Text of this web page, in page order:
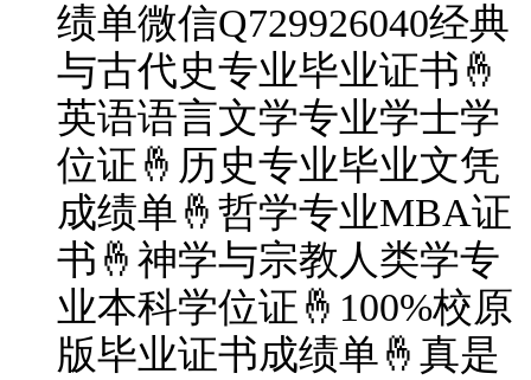
绩单微信Q729926040经典
与古代史专业毕业证书🤞
英语语言文学专业学士学
位证🤞历史专业毕业文凭
成绩单🤞哲学专业MBA证
书🤞神学与宗教人类学专
业本科学位证🤞100%校原
版毕业证书成绩单🤞真是